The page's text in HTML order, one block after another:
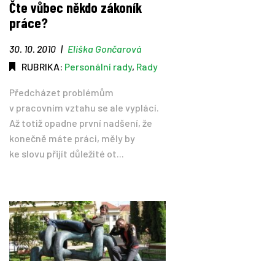
Tipy
Časopis
Soutěže
Čte vůbec někdo zákoník
práce?
30. 10. 2010 | Eliška Gončarová
RUBRIKA: Personální rady, Rady
Předcházet problémům
v pracovním vztahu se ale vyplácí.
Až totiž opadne první nadšení, že
konečně máte práci, měly by
ke slovu přijít důležité ot...